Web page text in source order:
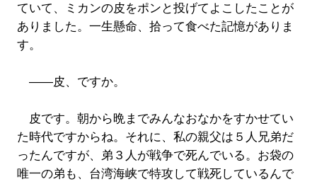
ていて、ミカンの皮をポンと投げてよこしたことが
ありました。一生懸命、拾って食べた記憶がありま
す。
――皮、ですか。
皮です。朝から晩までみんなおなかをすかせてい
た時代ですからね。それに、私の親父は５人兄弟だ
ったんですが、弟３人が戦争で死んでいる。お袋の
唯一の弟も、台湾海峡で特攻して戦死しているんで